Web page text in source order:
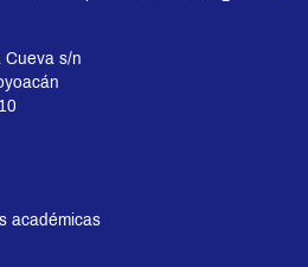
Cueva s/n
académicas